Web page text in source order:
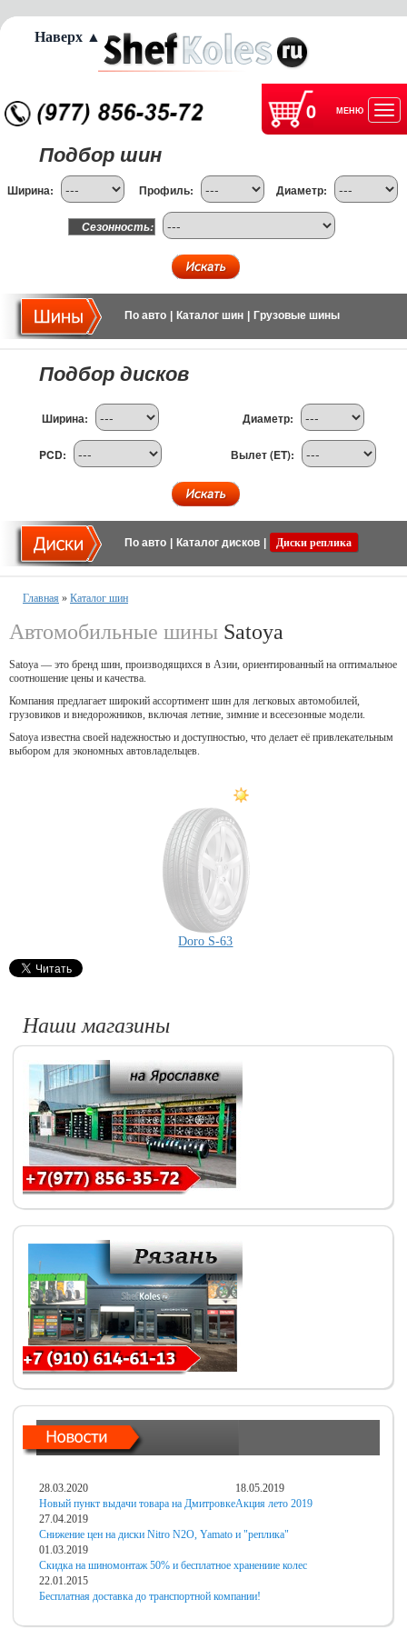
0 МЕНЮ
Подбор шин
Ширина: Профиль: Диаметр:
Сезонность:
По авто Каталог шин Грузовые шины
Подбор дисков
Ширина: Диаметр:
PCD: Вылет (ET):
По авто Каталог дисков Диски реплика
Главная » Каталог шин
Автомобильные шины Satoya
Satoya — это бренд шин, производящихся в Азии, ориентированный на оптимальное
соотношение цены и качества.
Компания предлагает широкий ассортимент шин для легковых автомобилей,
грузовиков и внедорожников, включая летние, зимние и всесезонные модели.
Satoya известна своей надежностью и доступностью, что делает её привлекательным
выбором для экономных автовладельцев.
Doro S-63
Наши магазины
28.03.2020
Новый пункт выдачи товара на Дмитровке
18.05.2019
Акция лето 2019
27.04.2019
Снижение цен на диски Nitro N2O, Yamato и "реплика"
01.03.2019
Скидка на шиномонтаж 50% и бесплатное хранениие колес
22.01.2015
Бесплатная доставка до транспортной компании!
Наверх ▲